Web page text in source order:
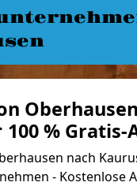
% Gratis-
nach
- Kostenlose